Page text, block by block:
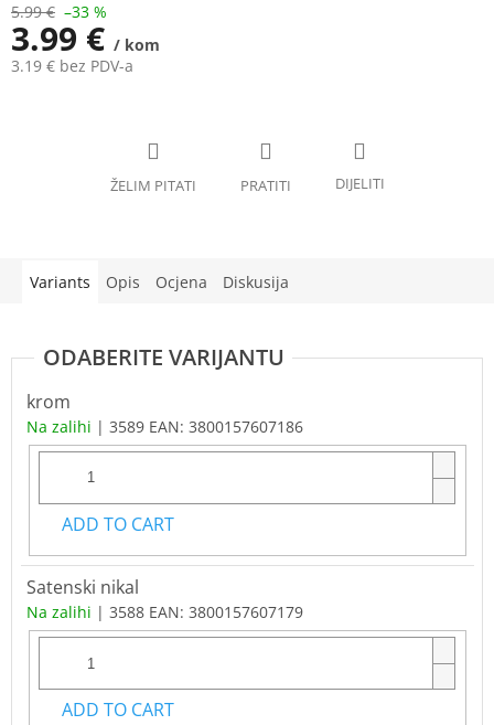
5.99 € –33 %
3.99 € / kom
3.19 € bez PDV-a
Variants Opis Ocjena Diskusija
krom
Na zalihi | 3589 EAN: 3800157607186
ADD TO CART
Satenski nikal
Na zalihi | 3588 EAN: 3800157607179
ADD TO CART